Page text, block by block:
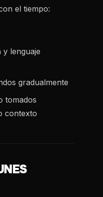
el tiempo:
y lenguaje
gradualmente
tomados
contexto